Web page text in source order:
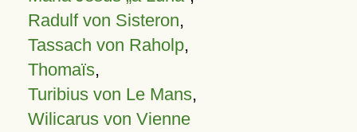
Radulf von Sisteron,
Tassach von Raholp,
Thomaïs,
Turibius von Le Mans,
Wilicarus von Vienne